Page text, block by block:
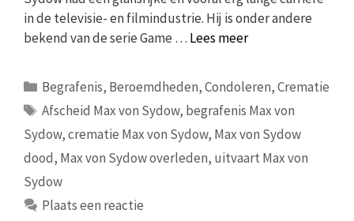
in de televisie- en filmindustrie. Hij is onder andere
bekend van de serie Game … Lees meer
Categorieën
Begrafenis, Beroemdheden,Condoleren,Crematie
Tags
Afscheid Max von Sydow, begrafenis Max von
Sydow,crematie Max von Sydow, Max von Sydow
dood, Max von Sydow overleden, uitvaart Max von
Sydow
Plaats een reactie